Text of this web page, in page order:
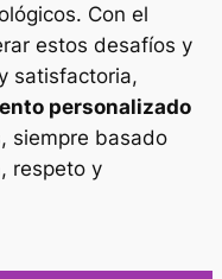
Con el
estos desafíos y
satisfactoria,
personalizado
, siempre basado
respeto y